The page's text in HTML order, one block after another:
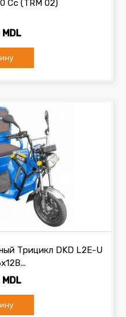
Cc (TRM 02)
Трицикл DKD L2E-U